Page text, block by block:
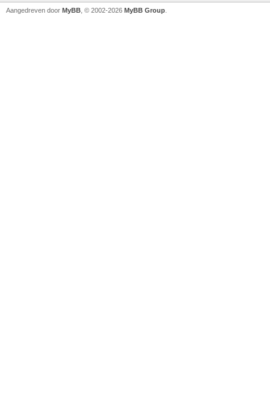
Aangedreven door MyBB , © 2002-2026 MyBB Group